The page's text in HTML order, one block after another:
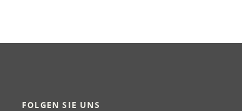
FOLGEN SIE UNS